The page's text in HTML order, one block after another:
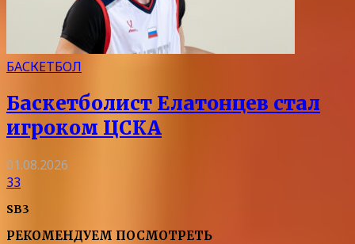
БАСКЕТБОЛ
Баскетболист Елатонцев стал
игроком ЦСКА
01.08.2026
33
SB3
РЕКОМЕНДУЕМ ПОСМОТРЕТЬ